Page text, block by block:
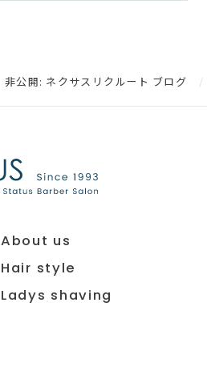
非公開: ネクサスリクルート ブログ
About us
Hair style
Ladys shaving